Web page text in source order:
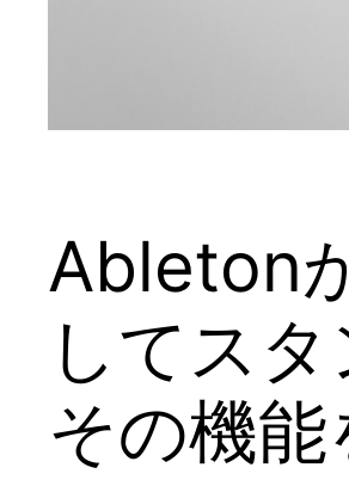
Ableton
してス
その機能